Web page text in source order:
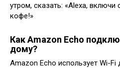
утром, сказать: «Alexa, включи
кофе!»
Как Amazon Echo
дому?
Amazon Echo использует Wi-